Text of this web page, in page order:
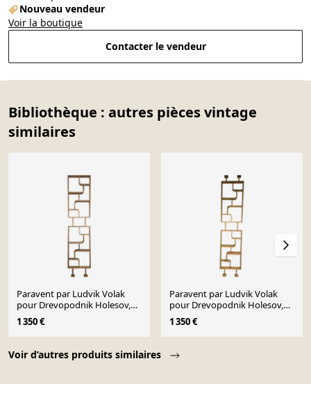
Nouveau vendeur
Voir la boutique
Contacter le vendeur
Bibliothèque : autres pièces vintage
similaires
Voir d’autres produits similaires
Paravent par Ludvik Volak
pour Drevopodnik Holesov,
1950s
1 350 €
Paravent par Ludvik Volak
pour Drevopodnik Holesov,
années 1950.
1 350 €